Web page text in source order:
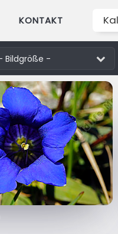
KONTAKT